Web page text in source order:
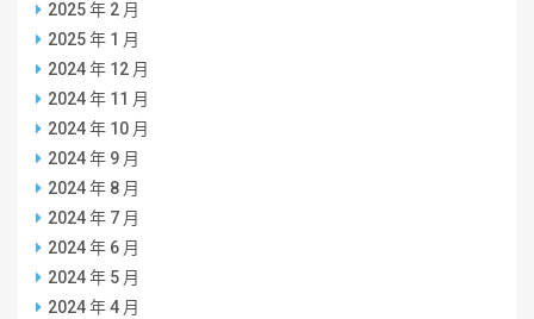
2025 年 2 月
2025 年 1 月
2024 年 12 月
2024 年 11 月
2024 年 10 月
2024 年 9 月
2024 年 8 月
2024 年 7 月
2024 年 6 月
2024 年 5 月
2024 年 4 月